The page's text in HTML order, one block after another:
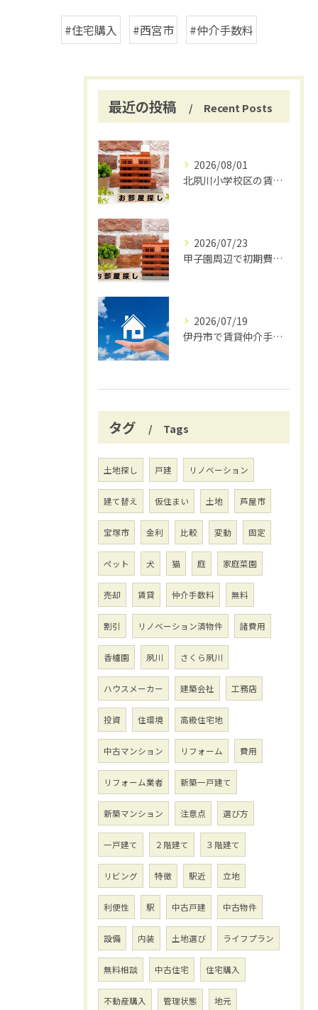
#住宅購入 #西宮市 #仲介手数料
最近の投稿 Recent Posts
2026/08/01
北夙川小学校区の賃貸と仲介手数料無料の魅力
2026/07/23
甲子園周辺で初期費用安く賃貸探し
2026/07/19
伊丹市で賃貸仲介手数料無料の賢い借り方
タグ Tags
土地探し 戸建 リノベーション
建て替え 仮住まい 土地 芦屋市
宝塚市 金利 比較 変動 固定
ペット 犬 猫 庭 家庭菜園
売却 賃貸 仲介手数料 無料
割引 リノベーション済物件 諸費用
香櫨園 夙川 さくら夙川
ハウスメーカー 建築会社 工務店
投資 住環境 高級住宅地
中古マンション リフォーム 費用
リフォーム業者 新築一戸建て
新築マンション 注意点 選び方
一戸建て ２階建て ３階建て
リビング 特徴 駅近 立地
利便性 駅 中古戸建 中古物件
設備 内装 土地選び ライフプラン
無料相談 中古住宅 住宅購入
不動産購入 管理状態 地元